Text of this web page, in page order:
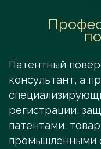
Патентный
консультант, а
регистрации,
патентами,
промышленными